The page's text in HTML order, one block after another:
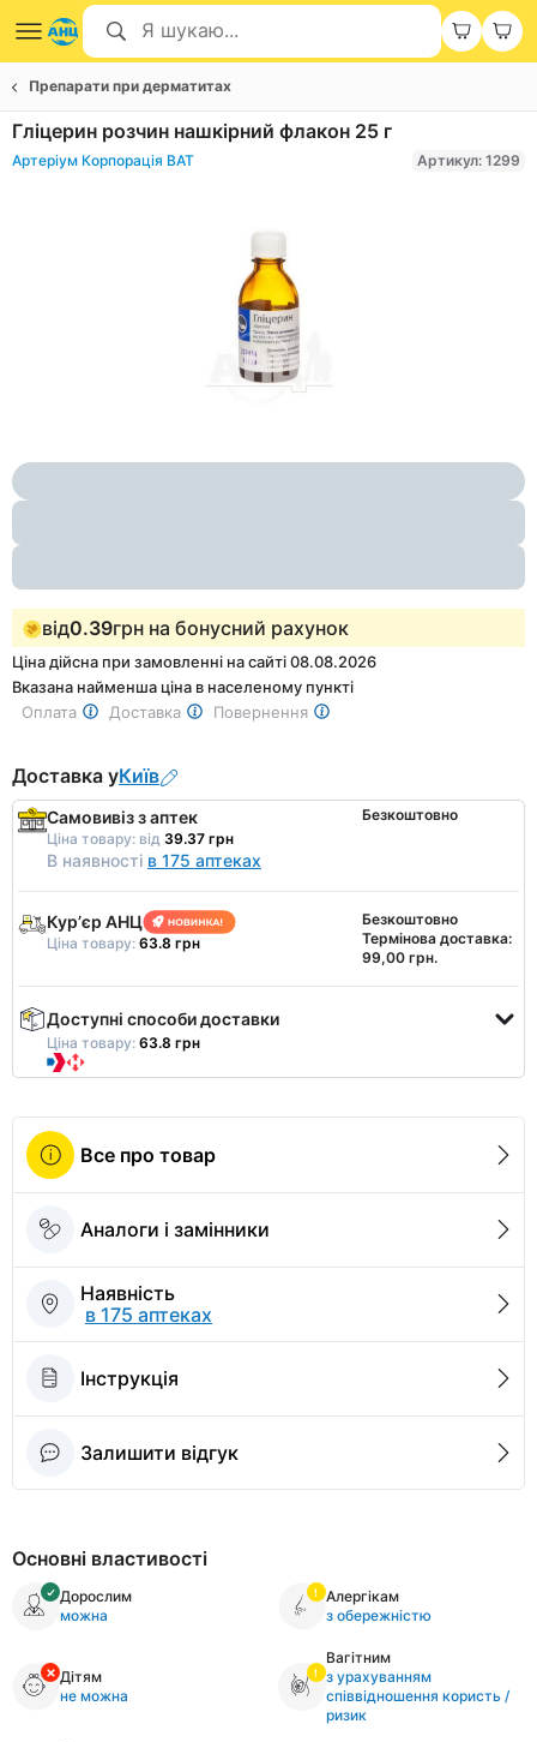
Препарати при дерматитах
Гліцерин розчин нашкірний флакон 25 г
Артеріум Корпорація ВАТ Артикул: 1299
1
of
від0.39грн на бонусний рахунок
Ціна дійсна при замовленні на сайті 08.08.2026
Вказана найменша ціна в населеному пункті
Оплата
Доставка Повернення
Доставка уКиїв
Самовивіз з аптек
Ціна товару: від 39.37 грн
В наявності в 175 аптеках
Безкоштовно
Курʼєр АНЦ
Ціна товару: 63.8 грн
Безкоштовно
Термінова доставка:
99,00 грн.
Доступні способи доставки
Ціна товару: 63.8 грн
Все про товар
Аналоги і замінники
Наявність
в 175 аптеках
Інструкція
Залишити відгук
Основні властивості
Дорослим
можна
Алергікам
з обережністю
Дітям
не можна
Вагітним
з урахуванням
співвідношення користь /
ризик